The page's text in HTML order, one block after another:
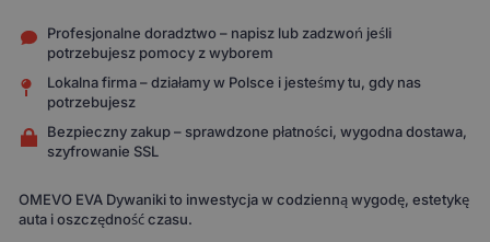
Profesjonalne doradztwo – napisz lub zadzwoń jeśli
potrzebujesz pomocy z wyborem
Lokalna firma – działamy w Polsce i jesteśmy tu, gdy nas
potrzebujesz
Bezpieczny zakup – sprawdzone płatności, wygodna dostawa,
szyfrowanie SSL
OMEVO EVA Dywaniki to inwestycja w codzienną wygodę, estetykę
auta i oszczędność czasu.